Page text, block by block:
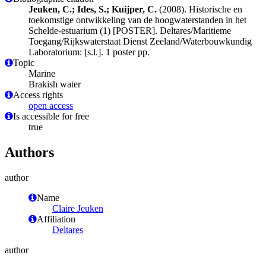
Jeuken, C.; Ides, S.; Kuijper, C. (2008). Historische en
toekomstige ontwikkeling van de hoogwaterstanden in het
Schelde-estuarium (1) [POSTER]. Deltares/Maritieme
Toegang/Rijkswaterstaat Dienst Zeeland/Waterbouwkundig
Laboratorium: [s.l.]. 1 poster pp.
Topic
Marine
Brakish water
Access rights
open access
Is accessible for free
true
Authors
author
Name
Claire Jeuken
Affiliation
Deltares
author